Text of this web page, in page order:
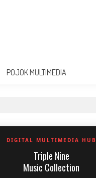
POJOK MULTIMEDIA
DIGITAL MULTIMEDIA HUB
Triple Nine
Music Collection